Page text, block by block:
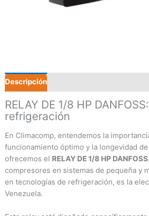
Descripción
RELAY DE 1/8 HP
refrigeración
En Climacomp, entendemos la
funcionamiento óptimo y la longevidad
ofrecemos el RELAY DE 1/8 HP DANFOSS
compresores en sistemas de pequeña y
en tecnologías de refrigeración, es la
Venezuela.